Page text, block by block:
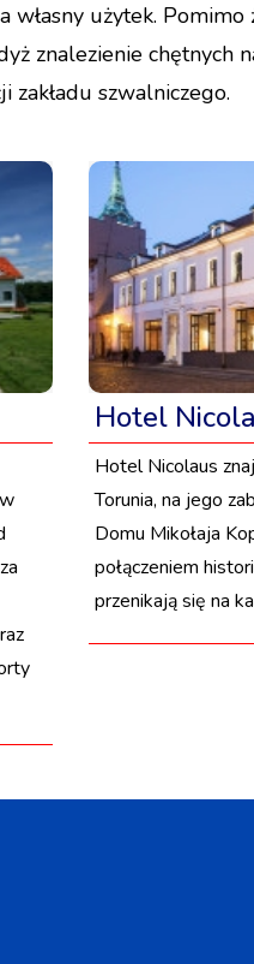
użytek. Pomimo
znalezienie chętnych
szwalniczego.
Hotel
Hotel Nicolaus
Torunia, na jego
Domu Mikołaja
połączeniem
przenikają się na